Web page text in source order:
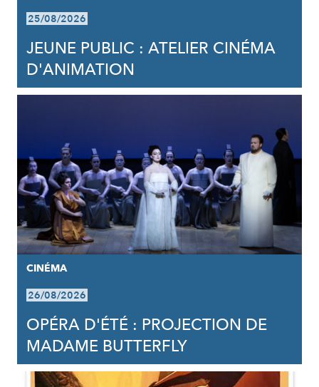
25/08/2026
JEUNE PUBLIC : ATELIER CINÉMA
D'ANIMATION
CINÉMA
26/08/2026
OPÉRA D'ÉTÉ : PROJECTION DE
MADAME BUTTERFLY